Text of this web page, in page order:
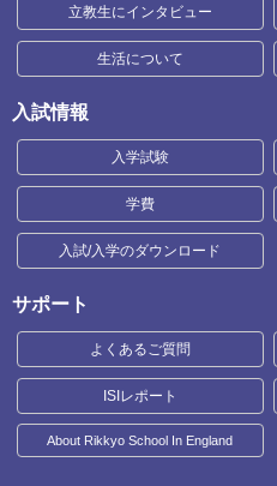
立教生にインタビュー
生活について
入試情報
入学試験
学費
入試/入学のダウンロード
サポート
よくあるご質問
ISIレポート
About Rikkyo School In England